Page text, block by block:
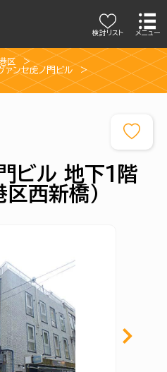
検討リスト メニュー
区
ァンセ虎ノ門ビル
ビル 地下1階
西新橋）